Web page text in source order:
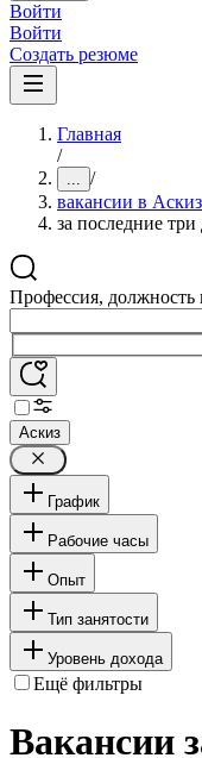
Войти
Войти
Создать резюме
Главная
/
... /
вакансии в
за последние три
Профессия, должность
Аскиз
График
Рабочие часы
Опыт
Тип занятости
Уровень дохода
Ещё фильтры
Вакансии